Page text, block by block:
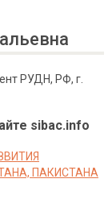
РУДН, РФ, г.
sibac.info
ПАКИСТАНА